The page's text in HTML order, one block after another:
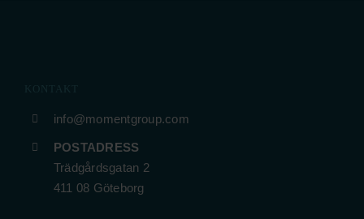
info@momentgroup.com
POSTADRESS
Trädgårdsgatan 2
411 08 Göteborg